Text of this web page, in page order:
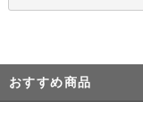
おすすめ商品